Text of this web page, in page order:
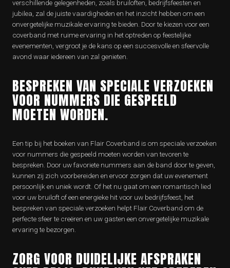
verschillende gelegenheden, zoals bruiloften, bedrijfsfeesten en
jubilea, zal de juiste vaardigheden en het inzicht hebben om een
onvergetelijke muzikale ervaring te bieden. Door te kiezen voor een
coverband met ruime ervaring in het optreden op feestelijke
evenementen, vergroot je de kans op een succesvolle en sfeervolle
avond waar iedereen van zal genieten.
BESPREKEN VAN SPECIALE VERZOEKEN
VOOR NUMMERS DIE GESPEELD
MOETEN WORDEN.
Een tip bij het boeken van Flair Coverband is om speciale verzoeken
voor nummers die gespeeld moeten worden van tevoren te
bespreken. Door uw favoriete nummers aan de band door te geven,
kunnen zij zich voorbereiden en ervoor zorgen dat uw evenement
persoonlijk en uniek wordt. Of het nu gaat om een romantisch lied
voor uw bruiloft of een energieke hit voor uw bedrijfsfeest, het
bespreken van speciale verzoeken helpt Flair Coverband om de
perfecte sfeer te creëren en uw gasten een onvergetelijke muzikale
ervaring te bezorgen.
ZORG VOOR DUIDELIJKE AFSPRAKEN